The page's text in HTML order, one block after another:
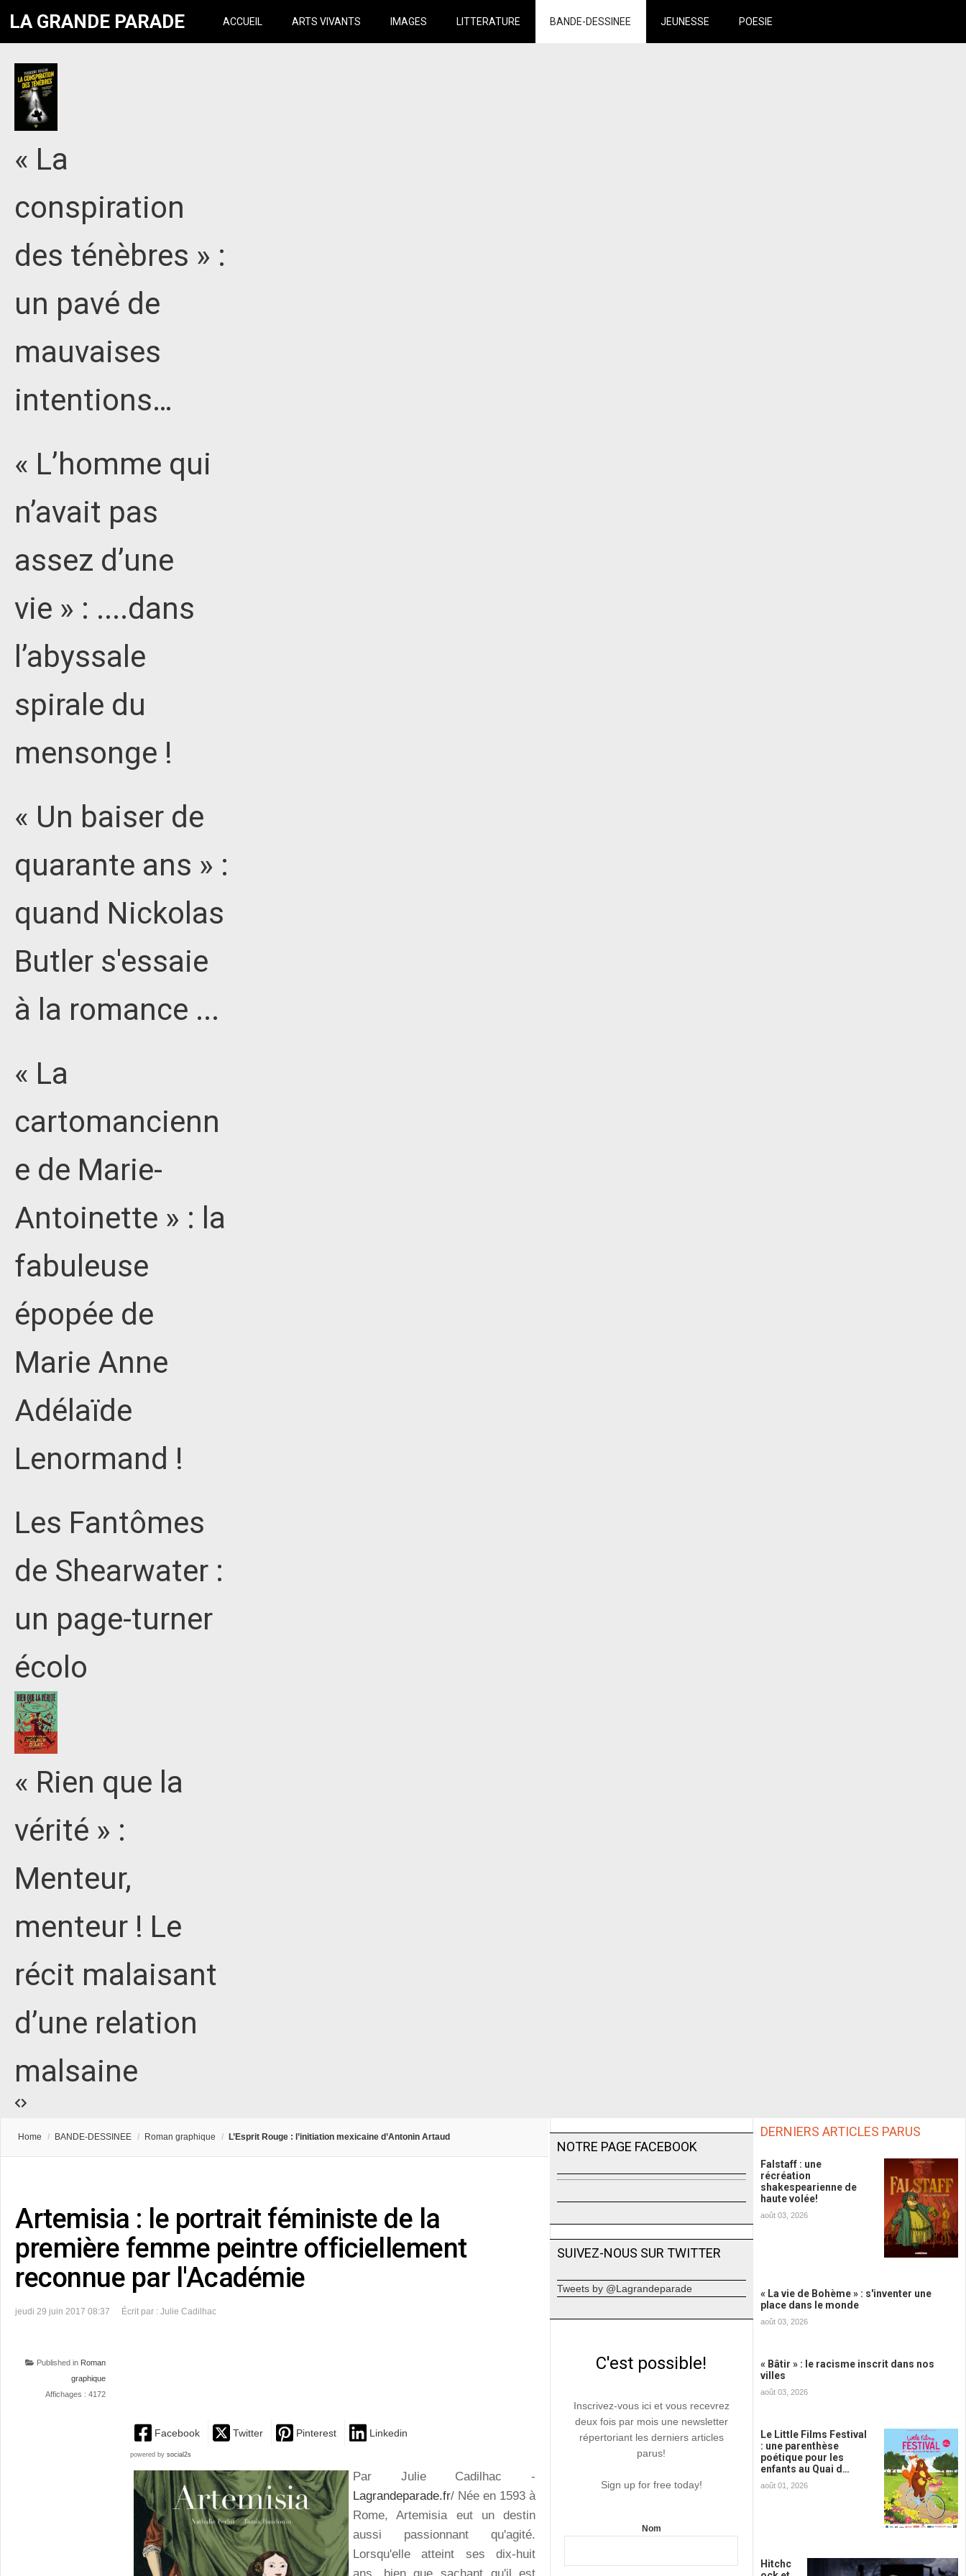
LA GRANDE PARADE ACCUEIL ARTS VIVANTS IMAGES LITTERATURE BANDE-DESSINEE JEUNESSE POESIE
« La
conspiration
des ténèbres » :
un pavé de
mauvaises
intentions…
« L’homme qui
n’avait pas
assez d’une
vie » : ....dans
l’abyssale
spirale du
mensonge !
« Un baiser de
quarante ans » :
quand Nickolas
Butler s'essaie
à la romance ...
« La
cartomancienn
e de Marie-
Antoinette » : la
fabuleuse
épopée de
Marie Anne
Adélaïde
Lenormand !
Les Fantômes
de Shearwater :
un page-turner
écolo
« Rien que la
vérité » :
Menteur,
menteur ! Le
récit malaisant
d’une relation
malsaine
Home / BANDE-DESSINEE / Roman graphique / L’Esprit Rouge : l’initiation mexicaine d’Antonin Artaud
Artemisia : le portrait féministe de la
première femme peintre officiellement
reconnue par l'Académie
jeudi 29 juin 2017 08:37 Écrit par : Julie Cadilhac
Published in Roman
graphique
Affichages : 4172
Facebook Twitter Pinterest Linkedin
powered by social2s
Par Julie Cadilhac -
Lagrandeparade.fr/ Née en 1593 à
Rome, Artemisia eut un destin
aussi passionnant qu'agité.
Lorsqu'elle atteint ses dix-huit
NOTRE PAGE FACEBOOK
SUIVEZ-NOUS SUR TWITTER
Tweets by @Lagrandeparade
C'est possible!
Inscrivez-vous ici et vous recevrez
deux fois par mois une newsletter
répertoriant les derniers articles
parus!
Sign up for free today!
Nom
DERNIERS ARTICLES PARUS
Falstaff : une
récréation
shakespearienne de
haute volée!
août 03, 2026
« La vie de Bohème » : s'inventer une
place dans le monde
août 03, 2026
« Bâtir » : le racisme inscrit dans nos
villes
août 03, 2026
Le Little Films Festival
: une parenthèse
poétique pour les
enfants au Quai d…
août 01, 2026
Hitchc